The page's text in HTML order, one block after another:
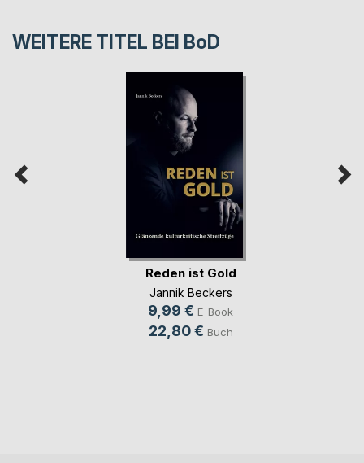
WEITERE TITEL BEI BoD
Reden ist Gold
Jannik Beckers
9,99 € E-Book
22,80 € Buch